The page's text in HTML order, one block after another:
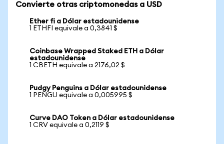
Convierte otras criptomonedas a USD
Ether fi a Dólar estadounidense
1 ETHFI equivale a 0,3841 $
Coinbase Wrapped Staked ETH a Dólar
estadounidense
1 CBETH equivale a 2176,02 $
Pudgy Penguins a Dólar estadounidense
1 PENGU equivale a 0,005995 $
Curve DAO Token a Dólar estadounidense
1 CRV equivale a 0,2119 $